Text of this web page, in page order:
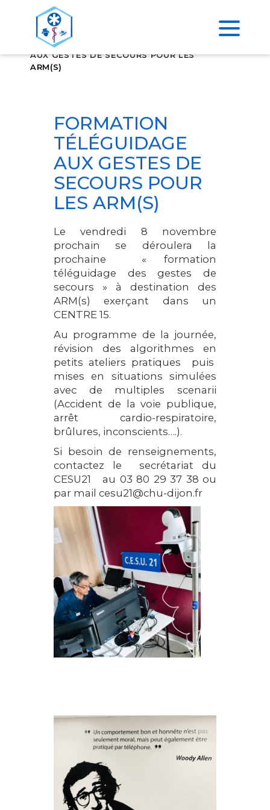
ACCUEIL
AUX GESTES DE SECOURS POUR LES
ARM(S)
FORMATION
TÉLÉGUIDAGE
AUX GESTES DE
SECOURS POUR
LES ARM(S)
Le vendredi 8 novembre
prochain se déroulera la
prochaine « formation
téléguidage des gestes de
secours » à destination des
ARM(s) exerçant dans un
CENTRE 15.
Au programme de la journée,
révision des algorithmes en
petits ateliers pratiques puis
mises en situations simulées
avec de multiples scenarii
(Accident de la voie publique,
arrêt cardio-respiratoire,
brûlures, inconscients….).
Si besoin de renseignements,
contactez le secrétariat du
CESU21 au 03 80 29 37 38 ou
par mail cesu21@chu-dijon.fr